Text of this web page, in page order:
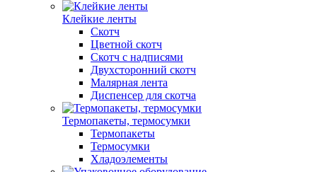
Клейкие ленты
Скотч
Цветной скотч
Скотч с надписями
Двухсторонний скотч
Малярная лента
Диспенсер для скотча
Термопакеты, термосумки
Термопакеты
Термосумки
Хладоэлементы